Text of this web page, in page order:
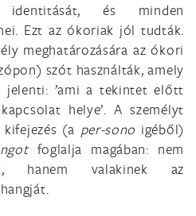
identitását, és minden
Ezt az ókoriak jól tudták.
meghatározására az ókori
szót használták, amely
jelenti: ’ami a tekintet előtt
helye’. A személyt
kifejezés (a per-sono igéből)
foglalja magában: nem
hanem valakinek az